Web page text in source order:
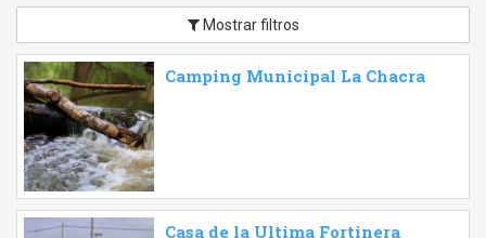
Mostrar filtros
Camping Municipal La Chacra
Casa de la Ultima Fortinera